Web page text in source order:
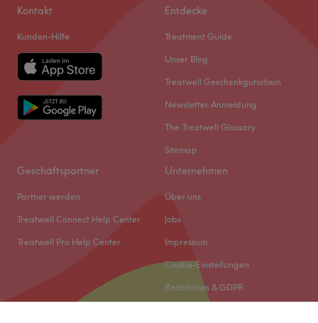
Kontakt
Kunden-Hilfe
Entdecke
Treatment Guide
Unser Blog
Treatwell Geschenkgutschein
Newsletter Anmeldung
The Treatwell Glossary
Sitemap
Geschäftspartner
Partner werden
Treatwell Connect Help Center
Treatwell Pro Help Center
Unternehmen
Über uns
Jobs
Impressum
Cookie-Einstellungen
Rechtliches & GDPR